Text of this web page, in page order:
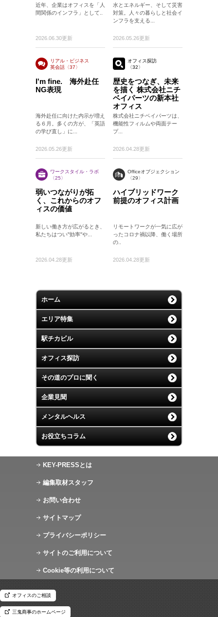
近年、企業はオフィスを「人
間関係のインフラ」として..
2026.06.30更新
水とエネルギー、そして災害
対策。人々の暮らしと社会イ
ンフラを支える...
2026.05.26更新
リアル・ビジネス
英会話〈37〉
I'm fine. 海外赴任
NG表現
海外赴任に向けた内示が増え
る６月。多くの方が、「英語
の学び直し」に...
2026.05.26更新
オフィス探訪
〈32〉
歴史をつなぎ、未来
を描く 株式会社ニチ
ベイパーツの新本社
オフィス
株式会社ニチベイパーツは、
機能性フィルムや両面テー
プ...
2026.04.28更新
ワークスタイル・ラボ
〈25〉
弱いつながりが拓
く、これからのオフ
ィスの価値
新しい働き方が広がるとき、
私たちはつい"効率"や...
2026.04.28更新
Officeオブジェクション
〈29〉
ハイブリッドワーク
前提のオフィス計画
リモートワークが一気に広が
ったコロナ禍以降、働く場所
の..
2026.04.28更新
ホーム
エリア特集
駅チカビル
オフィス探訪
その道のプロに聞く
企業見聞
メンタルヘルス
お役立ちコラム
KEY-PRESSとは
編集取材スタッフ
お問い合わせ
サイトマップ
プライバシーポリシー
サイトのご利用について
Cookie等の利用について
オフィスのご相談
三鬼商事のホームページ